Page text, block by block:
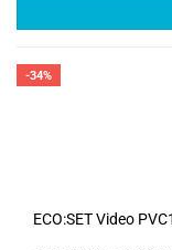
-34%
ECO:SET Video